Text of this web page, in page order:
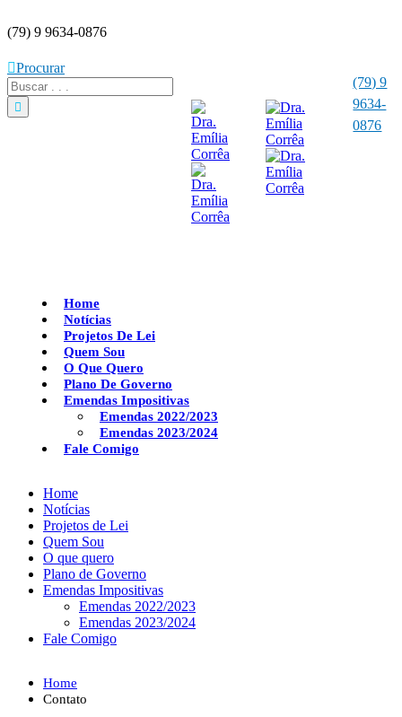
(79) 9 9634-0876
Procurar
(79) 9
9634-
0876
Home
Notícias
Projetos De Lei
Quem Sou
O Que Quero
Plano De Governo
Emendas Impositivas
Emendas 2022/2023
Emendas 2023/2024
Fale Comigo
Home
Notícias
Projetos de Lei
Quem Sou
O que quero
Plano de Governo
Emendas Impositivas
Emendas 2022/2023
Emendas 2023/2024
Fale Comigo
Home
Contato